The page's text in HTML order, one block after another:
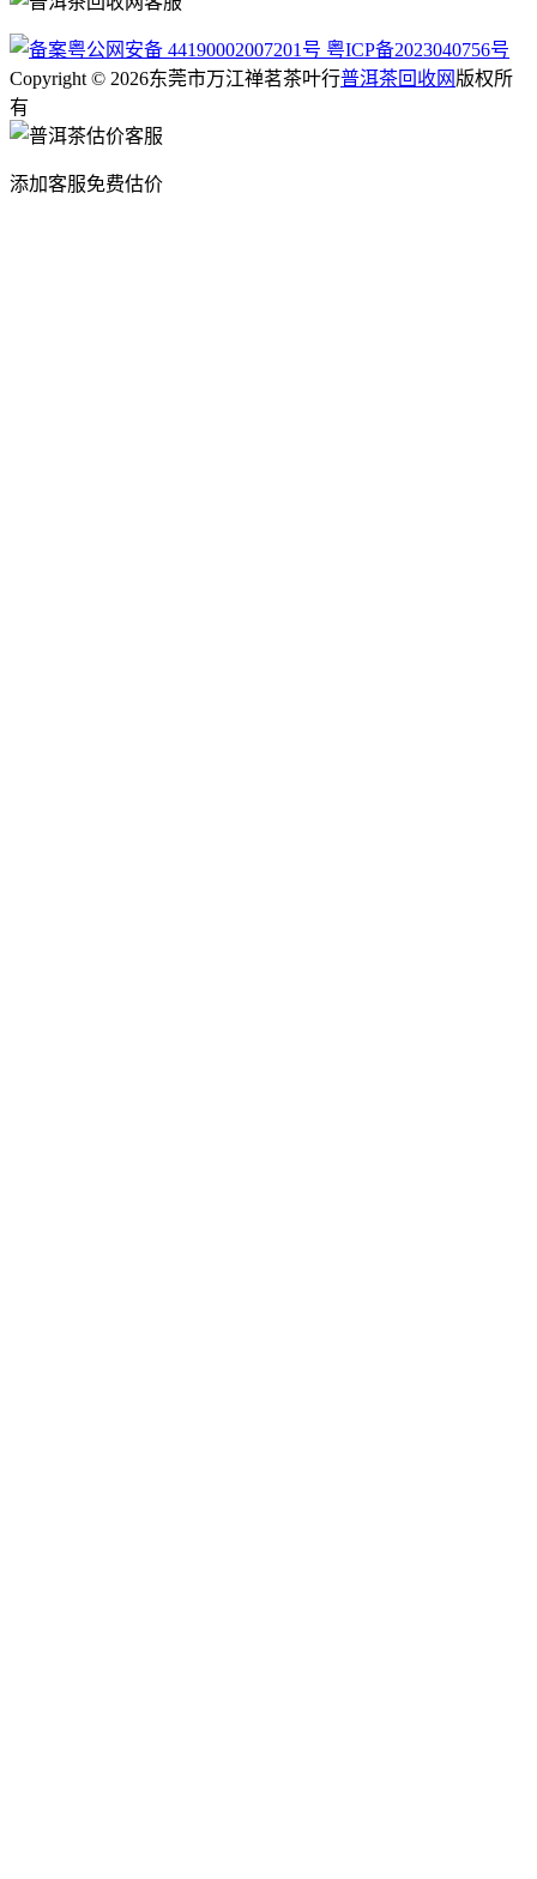
粤公网安备 44190002007201号 粤ICP备2023040756号
Copyright © 2026东莞市万江禅茗茶叶行普洱茶回收网 版权所
有
添加客服免费估价